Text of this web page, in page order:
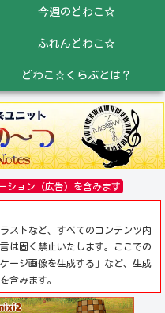
今週のどわこ☆
ふれんどわこ☆
どわこ☆くらぶとは？
ション（広告）を含みます
ストなど、すべてのコンテンツ内
は固く禁止いたします。ここでの
ージ画像を生成する」など、生成
含みます。